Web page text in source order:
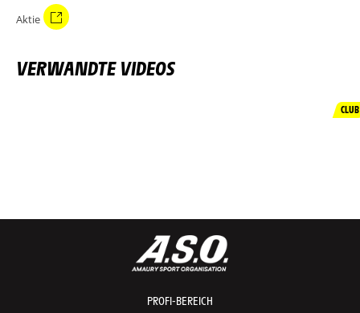
Aktie
VERWANDTE VIDEOS
CLUB
PROFI-BEREICH